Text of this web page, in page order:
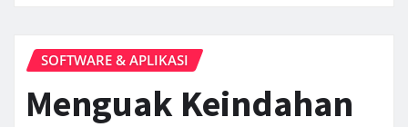
SOFTWARE & APLIKASI
Menguak Keindahan